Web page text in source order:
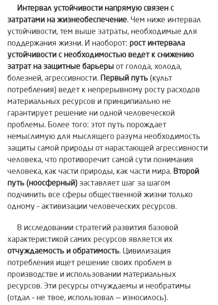
Интервал устойчивости напрямую связен с
затратами на жизнеобеспечение. Чем ниже интервал
устойчивости, тем выше затраты, необходимые для
поддержания жизни. И наоборот: рост интервала
устойчивости с необходимостью ведет к снижению
затрат на защитные барьеры от голода, холода,
болезней, агрессивности. Первый путь (культ
потребления) ведет к непрерывному росту расходов
материальных ресурсов и принципиально не
гарантирует решение ни одной человеческой
проблемы. Более того: этот путь порождает
немыслимую для мыслящего разума необходимость
защиты самой природы от нарастающей агрессивности
человека, что противоречит самой сути понимания
человека, как части природы, как части мира. Второй
путь (ноосферный) заставляет шаг за шагом
подчинить все сферы общественной жизни только
одному – активизации человеческих ресурсов.
В исследовании стратегий развития базовой
характеристикой самих ресурсов является их
отчуждаемость и обратимость. Цивилизация
потребления ищет решение своих проблем в
производстве и использовании материальных
ресурсов. Эти ресурсы отчуждаемы и необратимы
(отдал – не твое, использовал — износилось).